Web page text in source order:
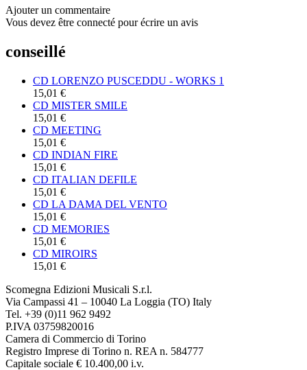
Ajouter un commentaire
Vous devez être connecté pour écrire un avis
conseillé
CD LORENZO PUSCEDDU - WORKS 1
15,01 €
CD MISTER SMILE
15,01 €
CD MEETING
15,01 €
CD INDIAN FIRE
15,01 €
CD ITALIAN DEFILE
15,01 €
CD LA DAMA DEL VENTO
15,01 €
CD MEMORIES
15,01 €
CD MIROIRS
15,01 €
Scomegna Edizioni Musicali S.r.l.
Via Campassi 41 – 10040 La Loggia (TO) Italy
Tel. +39 (0)11 962 9492
P.IVA 03759820016
Camera di Commercio di Torino
Registro Imprese di Torino n. REA n. 584777
Capitale sociale € 10.400,00 i.v.